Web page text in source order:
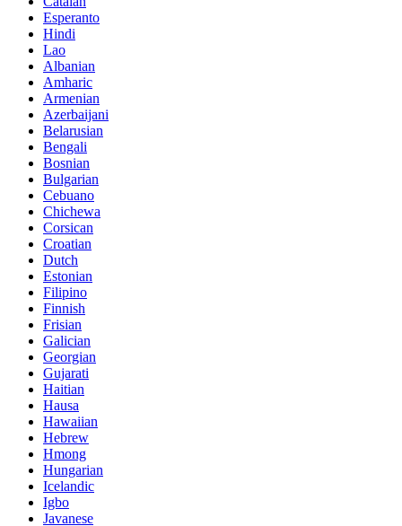
Esperanto
Hindi
Lao
Albanian
Amharic
Armenian
Azerbaijani
Belarusian
Bengali
Bosnian
Bulgarian
Cebuano
Chichewa
Corsican
Croatian
Dutch
Estonian
Filipino
Finnish
Frisian
Galician
Georgian
Gujarati
Haitian
Hausa
Hawaiian
Hebrew
Hmong
Hungarian
Icelandic
Igbo
Javanese